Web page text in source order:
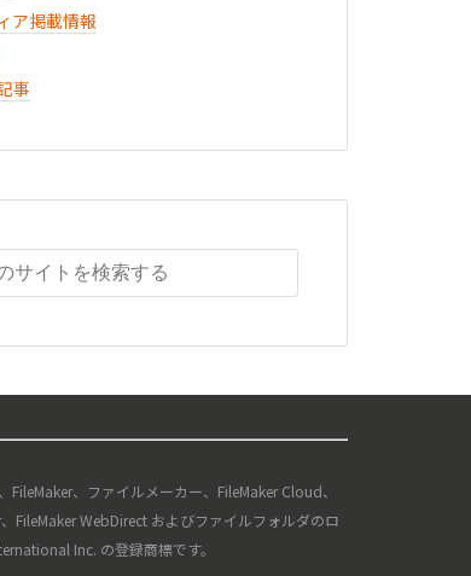
ア掲載情報
事
、ファイルメーカー、FileMaker Cloud、
FileMaker WebDirect およびファイルフォルダのロ
Inc. の登録商標です。